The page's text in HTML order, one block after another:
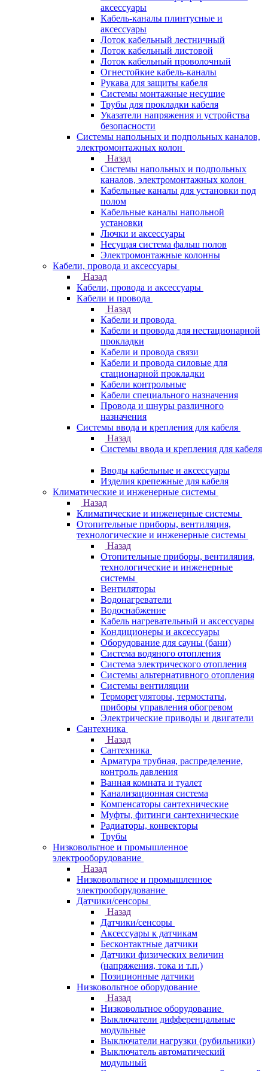
аксессуары
Кабель-каналы плинтусные и
аксессуары
Лоток кабельный лестничный
Лоток кабельный листовой
Лоток кабельный проволочный
Огнестойкие кабель-каналы
Рукава для защиты кабеля
Системы монтажные несущие
Трубы для прокладки кабеля
Указатели напряжения и устройства
безопасности
Системы напольных и подпольных каналов,
электромонтажных колон
Назад
Системы напольных и подпольных
каналов, электромонтажных колон
Кабельные каналы для установки под
полом
Кабельные каналы напольной
установки
Лючки и аксессуары
Несущая система фальш полов
Электромонтажные колонны
Кабели, провода и аксессуары
Назад
Кабели, провода и аксессуары
Кабели и провода
Назад
Кабели и провода
Кабели и провода для нестационарной
прокладки
Кабели и провода связи
Кабели и провода силовые для
стационарной прокладки
Кабели контрольные
Кабели специального назначения
Провода и шнуры различного
назначения
Системы ввода и крепления для кабеля
Назад
Системы ввода и крепления для кабеля
Вводы кабельные и аксессуары
Изделия крепежные для кабеля
Климатические и инженерные системы
Назад
Климатические и инженерные системы
Отопительные приборы, вентиляция,
технологические и инженерные системы
Назад
Отопительные приборы, вентиляция,
технологические и инженерные
системы
Вентиляторы
Водонагреватели
Водоснабжение
Кабель нагревательный и аксессуары
Кондиционеры и аксессуары
Оборудование для сауны (бани)
Система водяного отопления
Система электрического отопления
Системы альтернативного отопления
Системы вентиляции
Терморегуляторы, термостаты,
приборы управления обогревом
Электрические приводы и двигатели
Сантехника
Назад
Сантехника
Арматура трубная, распределение,
контроль давления
Ванная комната и туалет
Канализационная система
Компенсаторы сантехнические
Муфты, фитинги сантехнические
Радиаторы, конвекторы
Трубы
Низковольтное и промышленное
электрооборудование
Назад
Низковольтное и промышленное
электрооборудование
Датчики/сенсоры
Назад
Датчики/сенсоры
Аксессуары к датчикам
Бесконтактные датчики
Датчики физических величин
(напряжения, тока и т.п.)
Позиционные датчики
Низковольтное оборудование
Назад
Низковольтное оборудование
Выключатели дифференцальные
модульные
Выключатели нагрузки (рубильники)
Выключатель автоматический
модульный